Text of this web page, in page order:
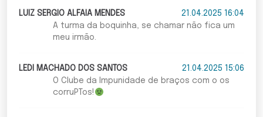
LUIZ SERGIO ALFAIA MENDES
21.04.2025 16:04
A turma da boquinha, se chamar não fica um
meu irmão.
LEDI MACHADO DOS SANTOS
21.04.2025 15:06
O Clube da Impunidade de braços com o os
corruPTos!